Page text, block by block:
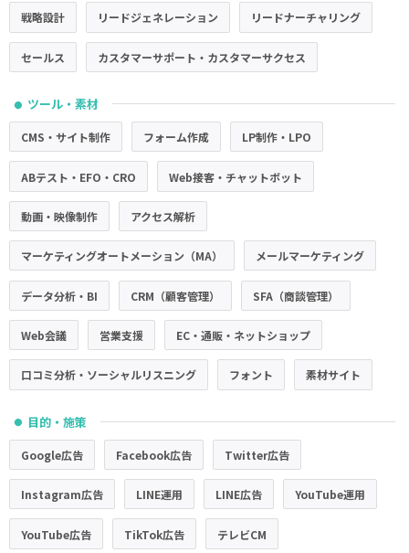
戦略設計 リードジェネレーション リードナーチャリング
セールス カスタマーサポート・カスタマーサクセス
● ツール・素材
CMS・サイト制作 フォーム作成 LP制作・LPO
ABテスト・EFO・CRO Web接客・チャットボット
動画・映像制作 アクセス解析
マーケティングオートメーション（MA） メールマーケティング
データ分析・BI CRM（顧客管理） SFA（商談管理）
Web会議 営業支援 EC・通販・ネットショップ
口コミ分析・ソーシャルリスニング フォント 素材サイト
● 目的・施策
Google広告 Facebook広告 Twitter広告
Instagram広告 LINE運用 LINE広告 YouTube運用
YouTube広告 TikTok広告 テレビCM